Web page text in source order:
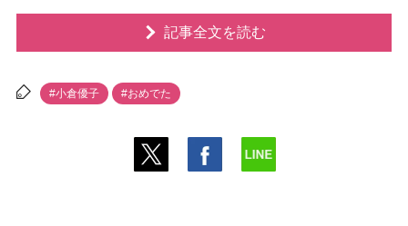
記事全文を読む
#小倉優子 #おめでた